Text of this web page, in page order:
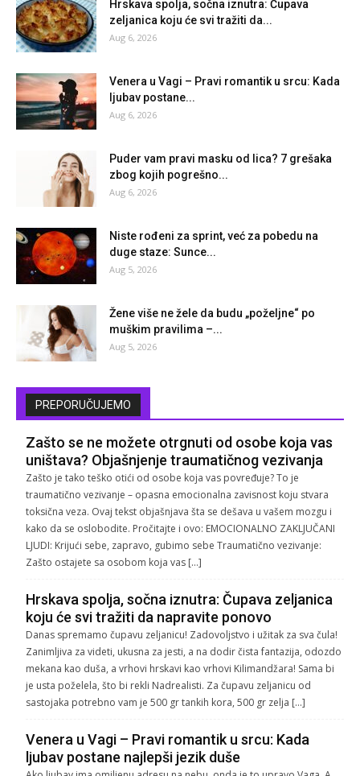
Hrskava spolja, sočna iznutra: Čupava
zeljanica koju će svi tražiti da...
Aug 6, 2026
Venera u Vagi – Pravi romantik u srcu: Kada
ljubav postane...
Aug 6, 2026
Puder vam pravi masku od lica? 7 grešaka
zbog kojih pogrešno...
Aug 6, 2026
Niste rođeni za sprint, već za pobedu na
duge staze: Sunce...
Aug 5, 2026
Žene više ne žele da budu „poželjne“ po
muškim pravilima –...
Aug 5, 2026
PREPORUČUJEMO
Zašto se ne možete otrgnuti od osobe koja vas
uništava? Objašnjenje traumatičnog vezivanja
Zašto je tako teško otići od osobe koja vas povređuje? To je
traumatično vezivanje – opasna emocionalna zavisnost koju stvara
toksična veza. Ovaj tekst objašnjava šta se dešava u vašem mozgu i
kako da se oslobodite. Pročitajte i ovo: EMOCIONALNO ZAKLJUČANI
LJUDI: Krijući sebe, zapravo, gubimo sebe Traumatično vezivanje:
Zašto ostajete sa osobom koja vas […]
Hrskava spolja, sočna iznutra: Čupava zeljanica
koju će svi tražiti da napravite ponovo
Danas spremamo čupavu zeljanicu! Zadovoljstvo i užitak za sva čula!
Zanimljiva za videti, ukusna za jesti, a na dodir čista fantazija, odozdo
mekana kao duša, a vrhovi hrskavi kao vrhovi Kilimandžara! Sama bi
je usta poželela, što bi rekli Nadrealisti. Za čupavu zeljanicu od
sastojaka potrebno vam je 500 gr tankih kora, 500 gr zelja […]
Venera u Vagi – Pravi romantik u srcu: Kada
ljubav postane najlepši jezik duše